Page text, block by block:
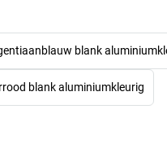
blank
blank aluminiumkleurig